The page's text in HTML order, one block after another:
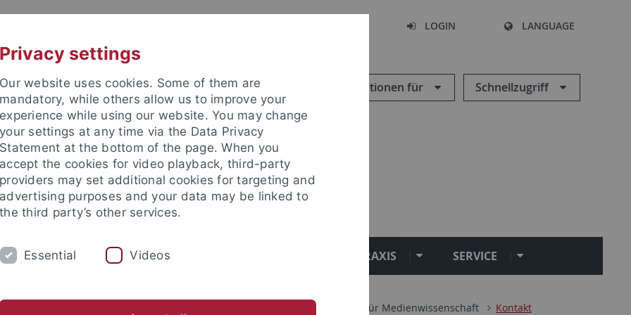
LOGIN LANGUAGE
Informationen für Schnellzugriff
FORSCHUNG PRAXIS SERVICE
Fakultät Institut für Medienwissenschaft Kontakt
Privacy settings
Our website uses cookies. Some of them are
mandatory, while others allow us to improve your
experience while using our website. You may change
your settings at any time via the Data Privacy
Statement at the bottom of the page. When you
accept the cookies for video playback, third-party
providers may set additional cookies for targeting and
advertising purposes and your data may be linked to
the third party’s other services.
Essential Videos